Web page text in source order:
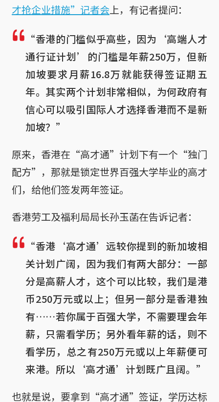
才抢企业措施”记者会上，有记者提问：
“香港的门槛似乎高些，因为‘高端人才
通行证计划’的门槛是年薪250万，但新
加坡要求月薪16.8万就能获得签证期五
年。其实两个计划非常相似，为何政府有
信心可以吸引国际人才选择香港而不是新
加坡？”
原来，香港在“高才通”计划下有一个“独门
配方”，那就是锁定世界百强大学毕业的高才
们，给他们签发两年签证。
香港劳工及福利局局长孙玉菡在告诉记者：
“香港‘高才通’远较你提到的新加坡相
关计划广阔，因为我们有两大部分：一部
分是高薪人才，这个可以比较，我们是港
币250万元或以上；但另一部分是香港独
有……若你属于百强大学，不需要理会年
薪，只需看学历；另外看年薪的话，则不
看学历，总之有250万元或以上年薪便可
来港。所以‘高才通’计划既广且阔。”
也就是说，要拿到“高才通”签证，学历达标